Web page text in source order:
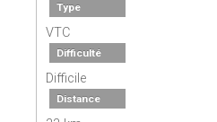
Type
VTC
Difficulté
Difficile
Distance